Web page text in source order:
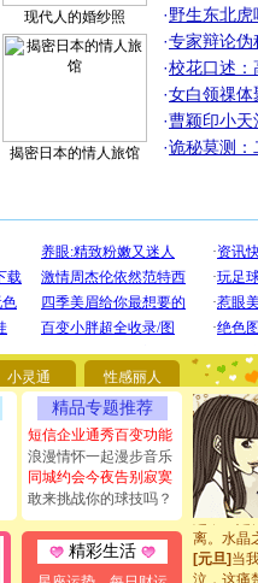
现代人的婚纱照
揭密日本的情人旅馆
·野生东北
·专家辩论伪
·校花口述：
·女白领祼体
·曹颖印小天
·诡秘莫测：
小灵通 性感丽人
精品专题推荐
短信企业通秀百变功能
浪漫情怀一起漫步音乐
同城约会今夜告别寂寞
敢来挑战你的球技吗？
精彩生活
[圣诞节]
你太多
要平安
[圣诞节]
都要快乐
[圣诞节]
如意,快
[元旦]看
断电。
你是我
[元旦]如
起；二是
离。水晶
[元旦]当
泣，这痛